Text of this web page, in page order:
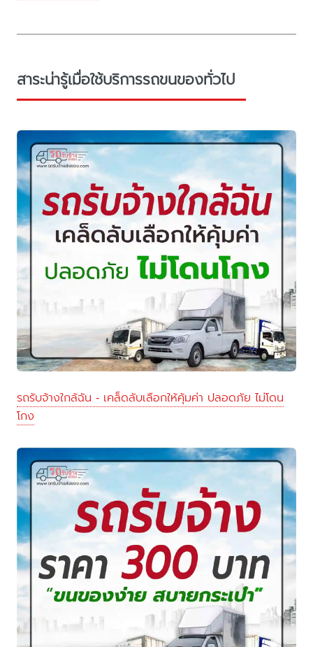
สาระน่ารู้เมื่อใช้บริการรถขนของทั่วไป
รถรับจ้างใกล้ฉัน - เคล็ดลับเลือกให้คุ้มค่า ปลอดภัย ไม่โดน
โกง